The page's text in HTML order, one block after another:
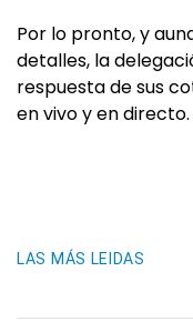
Por lo pronto, y
detalles, la
respuesta de sus
en vivo y en directo.
LAS MÁS LEIDAS